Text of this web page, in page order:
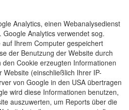
Analytics, einen Webanalysedienst
Google Analytics verwendet sog.
auf Ihrem Computer gespeichert
der Benutzung der Website durch
Cookie erzeugten Informationen
(einschließlich Ihrer IP-
von Google in den USA übertragen
wird diese Informationen benutzen,
auszuwerten, um Reports über die